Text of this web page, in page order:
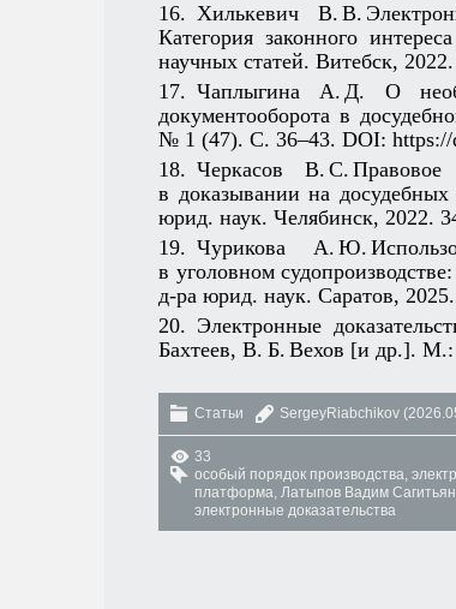
16. Хилькевич В. В.
Категория законного
научных статей. Витебск,
17. Чаплыгина А. Д. О
документооборота в
№ 1 (47). С. 36–43. DOI: https://
18. Черкасов В. С.
в доказывании на
юрид. наук. Челябинск, 2022.
19. Чурикова А. Ю.
в уголовном
д-ра юрид. наук. Саратов,
20. Электронные
Бахтеев, В. Б. Вехов [и др.].
Статьи SergeyRiabchikov
33
особый порядок производства,
платформа, Латыпов Вадим
электронные доказательства